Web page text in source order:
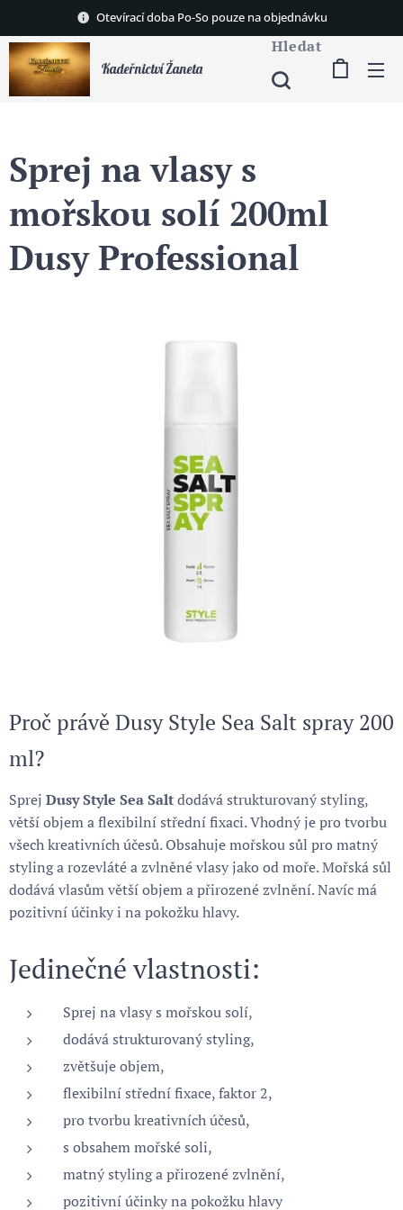
Otevírací doba Po-So pouze na objednávku
Kadeřnictví Žaneta
Hledat
Sprej na vlasy s
mořskou solí 200ml
Dusy Professional
Proč právě Dusy Style Sea Salt spray 200
ml?
Sprej Dusy Style Sea Saltdodává strukturovaný styling,
větší objem a flexibilní střední fixaci. Vhodný je pro tvorbu
všech kreativních účesů. Obsahuje mořskou sůl pro matný
styling a rozevláté a zvlněné vlasy jako od moře. Mořská sůl
dodává vlasům větší objem a přirozené zvlnění. Navíc má
pozitivní účinky i na pokožku hlavy.
Jedinečné vlastnosti:
Sprej na vlasy s mořskou solí,
dodává strukturovaný styling,
zvětšuje objem,
flexibilní střední fixace, faktor 2,
pro tvorbu kreativních účesů,
s obsahem mořské soli,
matný styling a přirozené zvlnění,
pozitivní účinky na pokožku hlavy